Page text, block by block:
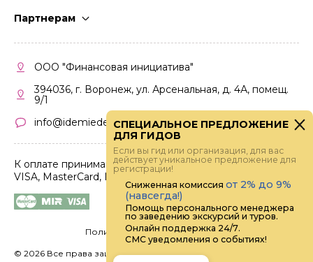
Партнерам
Кабинет партнера
Правила участия
ООО "Финансовая инициатива"
394036, г. Воронеж, ул. Арсенальная, д. 4А, помещ.
9/1
info@idemiedem.ru
К оплате принимаются карты
VISA, MasterCard, МИР
Политика конфиденциальности
© 2026 Все права защищены.
СПЕЦИАЛЬНОЕ ПРЕДЛОЖЕНИЕ
ДЛЯ ГИДОВ
Если вы гид или организация, для вас
действует уникальное предложение для
регистрации!
Сниженная комиссия от 2% до 9%
(навсегда!)
Помощь персонального менеджера
по заведению экскурсий и туров.
Онлайн поддержка 24/7.
СМС уведомления о событиях!